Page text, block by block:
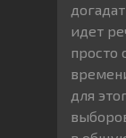
идет
просто
для